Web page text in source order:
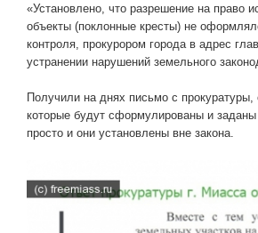
«Установлено, что разрешение на право
объекты (поклонные кресты) не
контроля, прокурором города в адрес
устранении нарушений земельного
Получили на днях письмо с
которые будут сформулированы и
просто и они установлены вне закона.